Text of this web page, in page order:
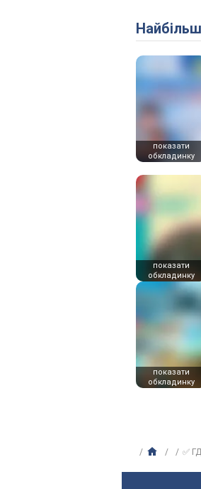
показати
обкладинку
показати
обкладинку
показати
обкладинку
✅